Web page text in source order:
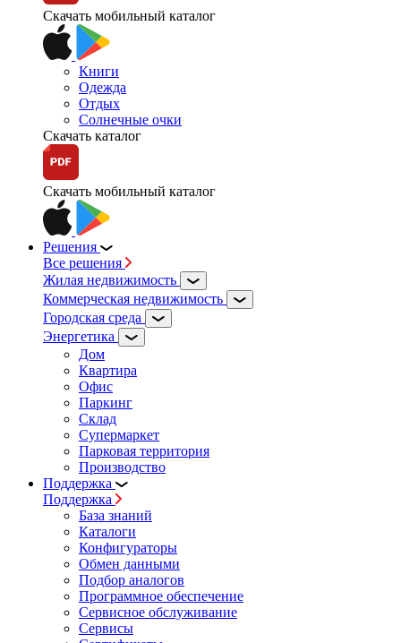
Скачать мобильный каталог
Книги
Одежда
Отдых
Солнечные очки
Скачать каталог
Скачать мобильный каталог
Решения
Все решения
Жилая недвижимость
Коммерческая недвижимость
Городская среда
Энергетика
Дом
Квартира
Офис
Паркинг
Склад
Супермаркет
Парковая территория
Производство
Поддержка
Поддержка
База знаний
Каталоги
Конфигураторы
Обмен данными
Подбор аналогов
Программное обеспечение
Сервисное обслуживание
Сервисы